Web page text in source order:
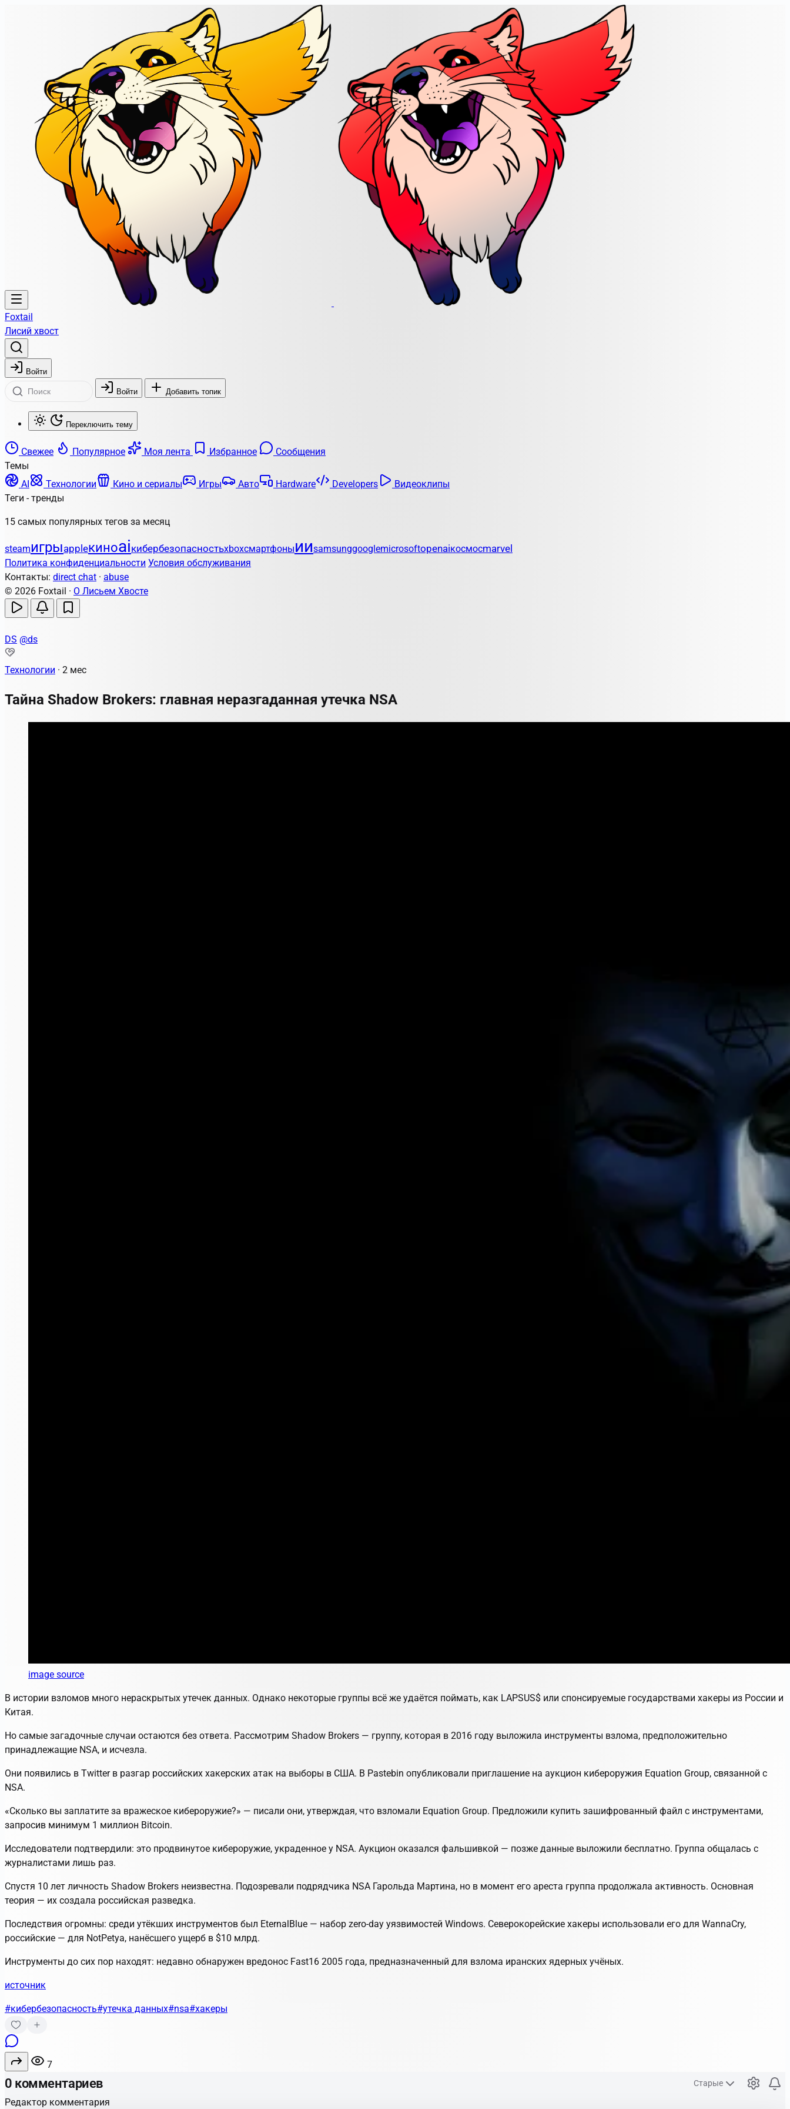
Foxtail
Лисий хвост
Войти
Войти Добавить топик
Переключить тему
Свежее Популярное Моя лента Избранное
Сообщения
Темы
AI
Технологии Кино и сериалы Игры Авто Hardware Developers
Видеоклипы
Теги - тренды
15 самых популярных тегов за месяц
steamигрыappleкиноaiкибербезопасностьxboxсмартфоныииsamsunggooglemicrosoftopenaiкосмосmarvel
Политика конфиденциальности Условия обслуживания
Контакты: direct chat · abuse
© 2026 Foxtail · О Лисьем Хвосте
DS @ds
Технологии · 2 мес
Тайна Shadow Brokers: главная неразгаданная утечка NSA
image source
В истории взломов много нераскрытых утечек данных. Однако некоторые группы всё же удаётся поймать, как LAPSUS$ или спонсируемые государствами хакеры из России и
Китая.
Но самые загадочные случаи остаются без ответа. Рассмотрим Shadow Brokers — группу, которая в 2016 году выложила инструменты взлома, предположительно
принадлежащие NSA, и исчезла.
Они появились в Twitter в разгар российских хакерских атак на выборы в США. В Pastebin опубликовали приглашение на аукцион кибероружия Equation Group, связанной с
NSA.
«Сколько вы заплатите за вражеское кибероружие?» — писали они, утверждая, что взломали Equation Group. Предложили купить зашифрованный файл с инструментами,
запросив минимум 1 миллион Bitcoin.
Исследователи подтвердили: это продвинутое кибероружие, украденное у NSA. Аукцион оказался фальшивкой — позже данные выложили бесплатно. Группа общалась с
журналистами лишь раз.
Спустя 10 лет личность Shadow Brokers неизвестна. Подозревали подрядчика NSA Гарольда Мартина, но в момент его ареста группа продолжала активность. Основная
теория — их создала российская разведка.
Последствия огромны: среди утёкших инструментов был EternalBlue — набор zero-day уязвимостей Windows. Северокорейские хакеры использовали его для WannaCry,
российские — для NotPetya, нанёсшего ущерб в $10 млрд.
Инструменты до сих пор находят: недавно обнаружен вредонос Fast16 2005 года, предназначенный для взлома иранских ядерных учёных.
источник
#кибербезопасность#утечка данных#nsa#хакеры
7
0 комментариев Старые
Редактор комментария